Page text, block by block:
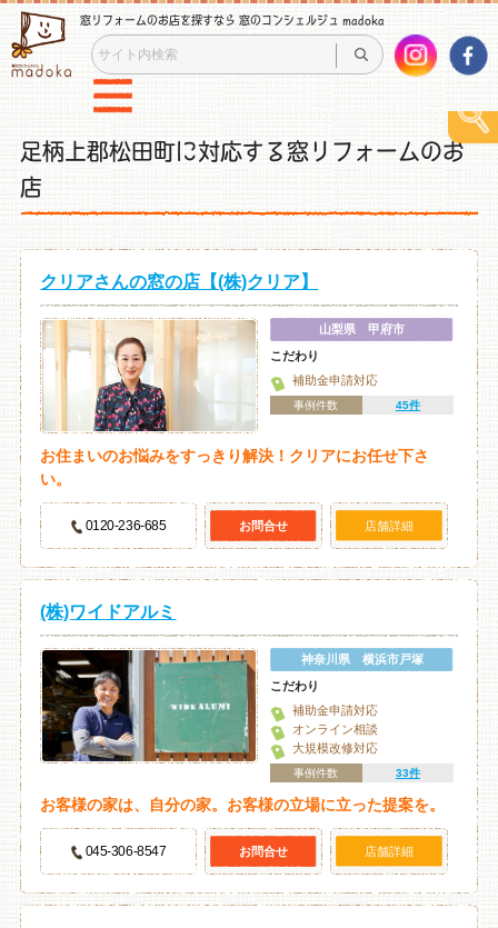
窓リフォームのお店を探すなら 窓のコンシェルジュ madoka
足柄上郡松田町に対応する窓リフォームのお
店
クリアさんの窓の店【(株)クリア】
山梨県 甲府市
こだわり
補助金申請対応
事例件数 45件
お住まいのお悩みをすっきり解決！クリアにお任せ下さ
い。
0120-236-685 お問合せ 店舗詳細
(株)ワイドアルミ
神奈川県 横浜市戸塚
こだわり
補助金申請対応
オンライン相談
大規模改修対応
事例件数 33件
お客様の家は、自分の家。お客様の立場に立った提案を。
045-306-8547 お問合せ 店舗詳細